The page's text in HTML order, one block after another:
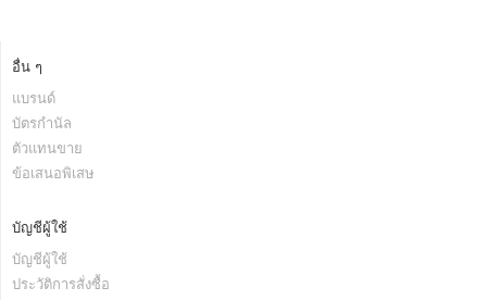
อื่น ๆ
แบรนด์
บัตรกำนัล
ตัวแทนขาย
ข้อเสนอพิเสษ
บัญชีผู้ใช้
บัญชีผู้ใช้
ประวัติการสั่งซื้อ